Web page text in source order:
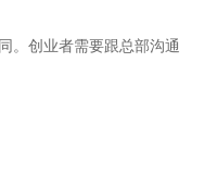
。创业者需要跟总部沟通